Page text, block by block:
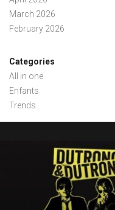
March 2026
February 2026
Categories
All in one
Enfants
Trends